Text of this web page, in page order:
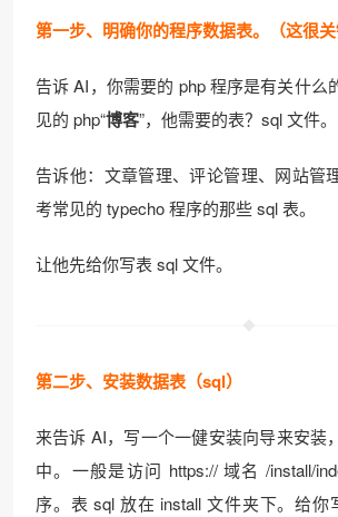
第一步、明确你的程序数据表。（这很关
告诉 AI，你需要的 php 程序是有关什么
见的 php“博客”，他需要的表？sql 文件。
告诉他：文章管理、评论管理、网站管
考常见的 typecho 程序的那些 sql 表。
让他先给你写表 sql 文件。
第二步、安装数据表（sql）
来告诉 AI，写一个一健安装向导来安装
中。一般是访问 https:// 域名 /install/
序。表 sql 放在 install 文件夹下。给你